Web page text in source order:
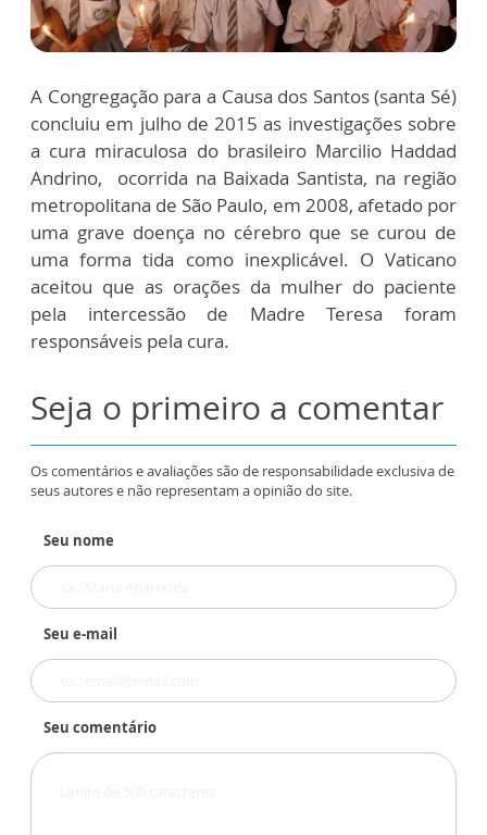
A Congregação para a Causa dos Santos (santa Sé)
concluiu em julho de 2015 as investigações sobre
a cura miraculosa do brasileiro Marcilio Haddad
Andrino, ocorrida na Baixada Santista, na região
metropolitana de São Paulo, em 2008, afetado por
uma grave doença no cérebro que se curou de
uma forma tida como inexplicável. O Vaticano
aceitou que as orações da mulher do paciente
pela intercessão de Madre Teresa foram
responsáveis pela cura.
Seja o primeiro a comentar
Os comentários e avaliações são de responsabilidade exclusiva de
seus autores e não representam a opinião do site.
Seu nome
Seu e-mail
Seu comentário